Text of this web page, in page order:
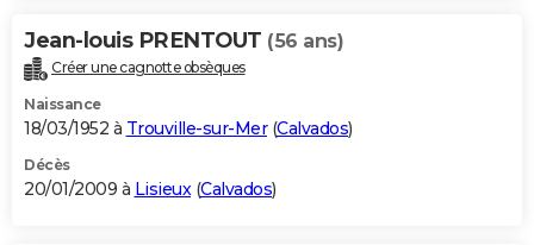
Jean-louis PRENTOUT (56 ans)
Créer une cagnotte obsèques
Naissance
18/03/1952 à Trouville-sur-Mer(Calvados)
Décès
20/01/2009 à Lisieux(Calvados)